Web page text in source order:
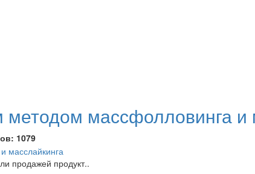
массфолловинга и
1079
продажей продукт..